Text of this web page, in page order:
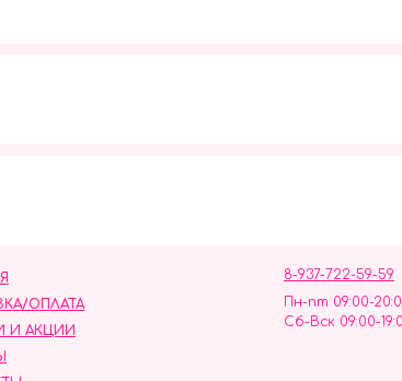
ОПЛАТА
И АКЦИИ
8-937-722-59-59
Пн-пт 09:00-
Сб-Вск 09:00-